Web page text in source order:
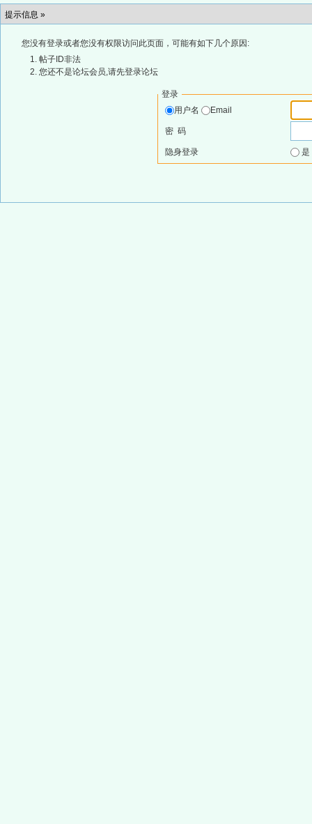
提示信息 »
您没有登录或者您没有权限访问此页面，可能有如下几个原因:
帖子ID非法
您还不是论坛会员,请先登录论坛
登录
用户名
Email
密 码
隐身登录